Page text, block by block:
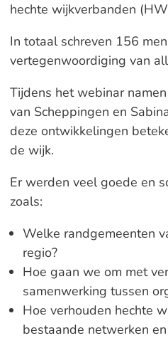
hechte wijkverbanden
In totaal schreven 156
vertegenwoordiging van
Tijdens het webinar
van Scheppingen en
deze ontwikkelingen
de wijk.
Er werden veel goede en
zoals:
Welke randgemeenten
regio?
Hoe gaan we om met
samenwerking tussen
Hoe verhouden hechte
bestaande netwerken